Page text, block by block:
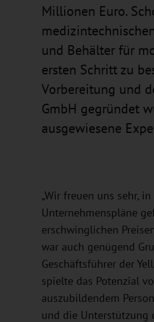
Millionen Euro.
und Behälter für
ersten Schritt zu
Vorbereitung und
GmbH gegründet
ausgewiesene
„Wir freuen uns sehr,
Unternehmenspläne
erschwinglichen
war auch genügend
Geschäftsführer der
spielte das Potenzial
auszubildendem
und die Unterstützung